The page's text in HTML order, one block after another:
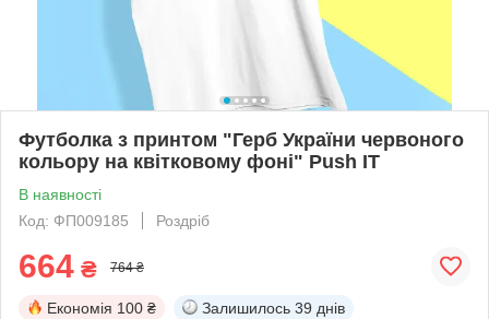
Футболка з принтом "Герб України червоного
кольору на квітковому фоні" Push IT
В наявності
Код: ФП009185
Роздріб
664 ₴ 764 ₴
Економія 100 ₴ Залишилось 39 днів